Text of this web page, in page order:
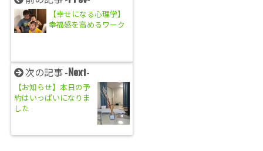
【幸せになる心理学】
幸福感を高めるワーク
次の記事 - Next-
【お知らせ】本日の予
約はいっぱいになりま
した